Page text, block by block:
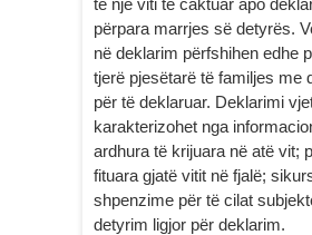
të një viti të caktuar apo
përpara marrjes së detyrës.
në deklarim përfshihen edhe
tjerë pjesëtarë të familjes me
për të deklaruar. Deklarimi
karakterizohet nga
ardhura të krijuara në atë vit;
fituara gjatë vitit në fjalë;
shpenzime për të cilat
detyrim ligjor për deklarim.